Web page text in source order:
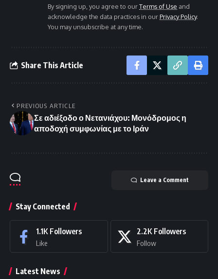
By signing up, you agree to ourTerms of Use and
acknowledge the data practices in ourPrivacy Policy.
You may unsubscribe at any time.
Share This Article
PREVIOUS ARTICLE
Σε αδιέξοδο ο Νετανιάχου: Μονόδρομος η
αποδοχή συμφωνίας με το Ιράν
Leave a Comment
Stay Connected
1.1K Followers
Like
2.2K Followers
Follow
Latest News